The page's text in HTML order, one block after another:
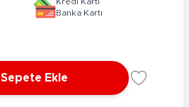
Kredi Kartı
Banka Kartı
Sepete Ekle